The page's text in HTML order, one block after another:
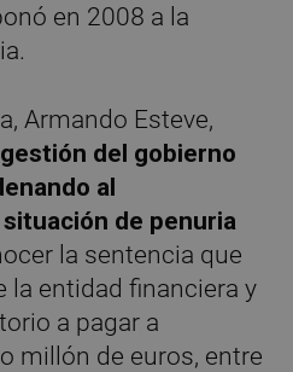
en 2008 a la
Armando Esteve,
gestión del gobierno
al
de penuria
la sentencia que
la entidad financiera y
a pagar a
millón de euros, entre